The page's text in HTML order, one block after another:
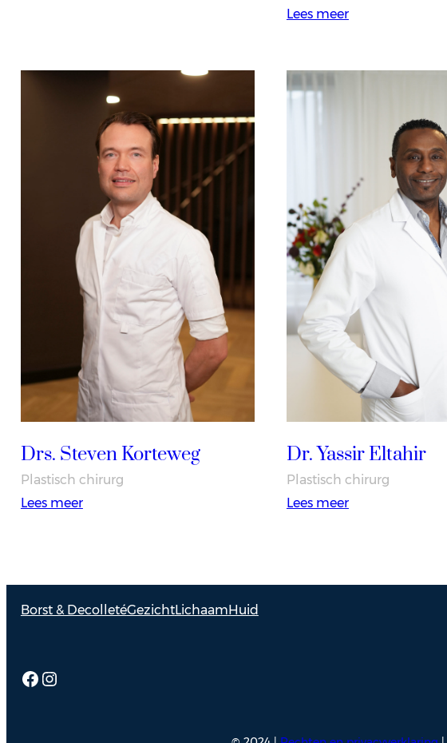
Lees meer:
Drs. Steven Korteweg
Plastisch chirurg
Lees meer:
Dr. Yassir Eltahir
Plastisch chirurg
Lees meer:
Borst & DecolletéGezichtLichaamHuid
Facebook
Instagram